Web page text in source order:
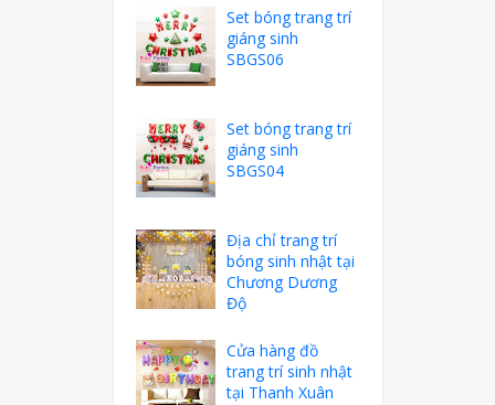
Set bóng trang trí
giáng sinh
SBGS06
Set bóng trang trí
giáng sinh
SBGS04
Địa chỉ trang trí
bóng sinh nhật tại
Chương Dương
Độ
Cửa hàng đồ
trang trí sinh nhật
tại Thanh Xuân